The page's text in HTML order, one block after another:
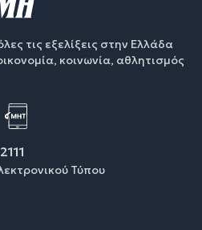
τις εξελίξεις στην Ελλάδα
κοινωνία, αθλητισμός
Τύπου